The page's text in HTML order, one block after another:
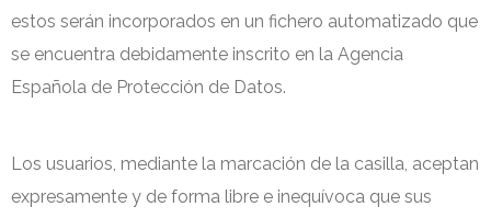
estos serán incorporados en un fichero automatizado que
se encuentra debidamente inscrito en la Agencia
Española de Protección de Datos.
Los usuarios, mediante la marcación de la casilla, aceptan
expresamente y de forma libre e inequívoca que sus